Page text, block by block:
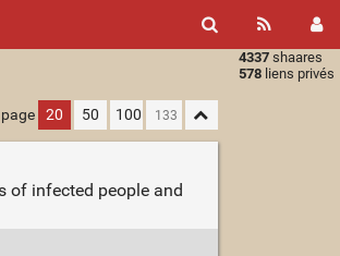
4337 shaares
578 liens privés
20 50 100
of infected people and